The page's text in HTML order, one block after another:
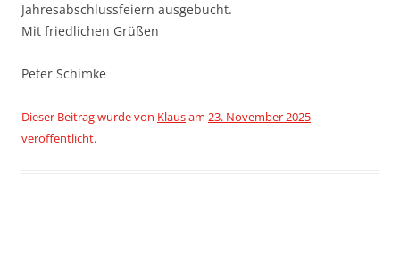
Jahresabschlussfeiern ausgebucht.
Mit friedlichen Grüßen
Peter Schimke
Dieser Beitrag wurdevon Klausam 23. November 2025
veröffentlicht.